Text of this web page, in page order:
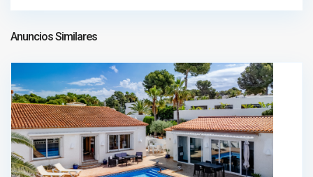
625.000 €
Anuncios Similares